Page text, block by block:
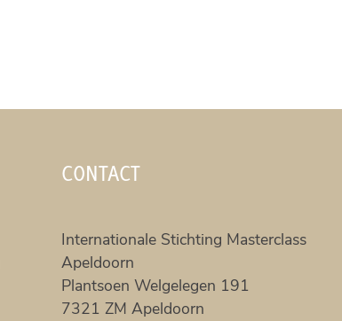
CONTACT
Internationale Stichting Masterclass
Apeldoorn
Plantsoen Welgelegen 191
7321 ZM Apeldoorn